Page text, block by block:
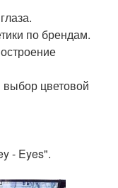
по брендам.
цветовой
- Eyes".